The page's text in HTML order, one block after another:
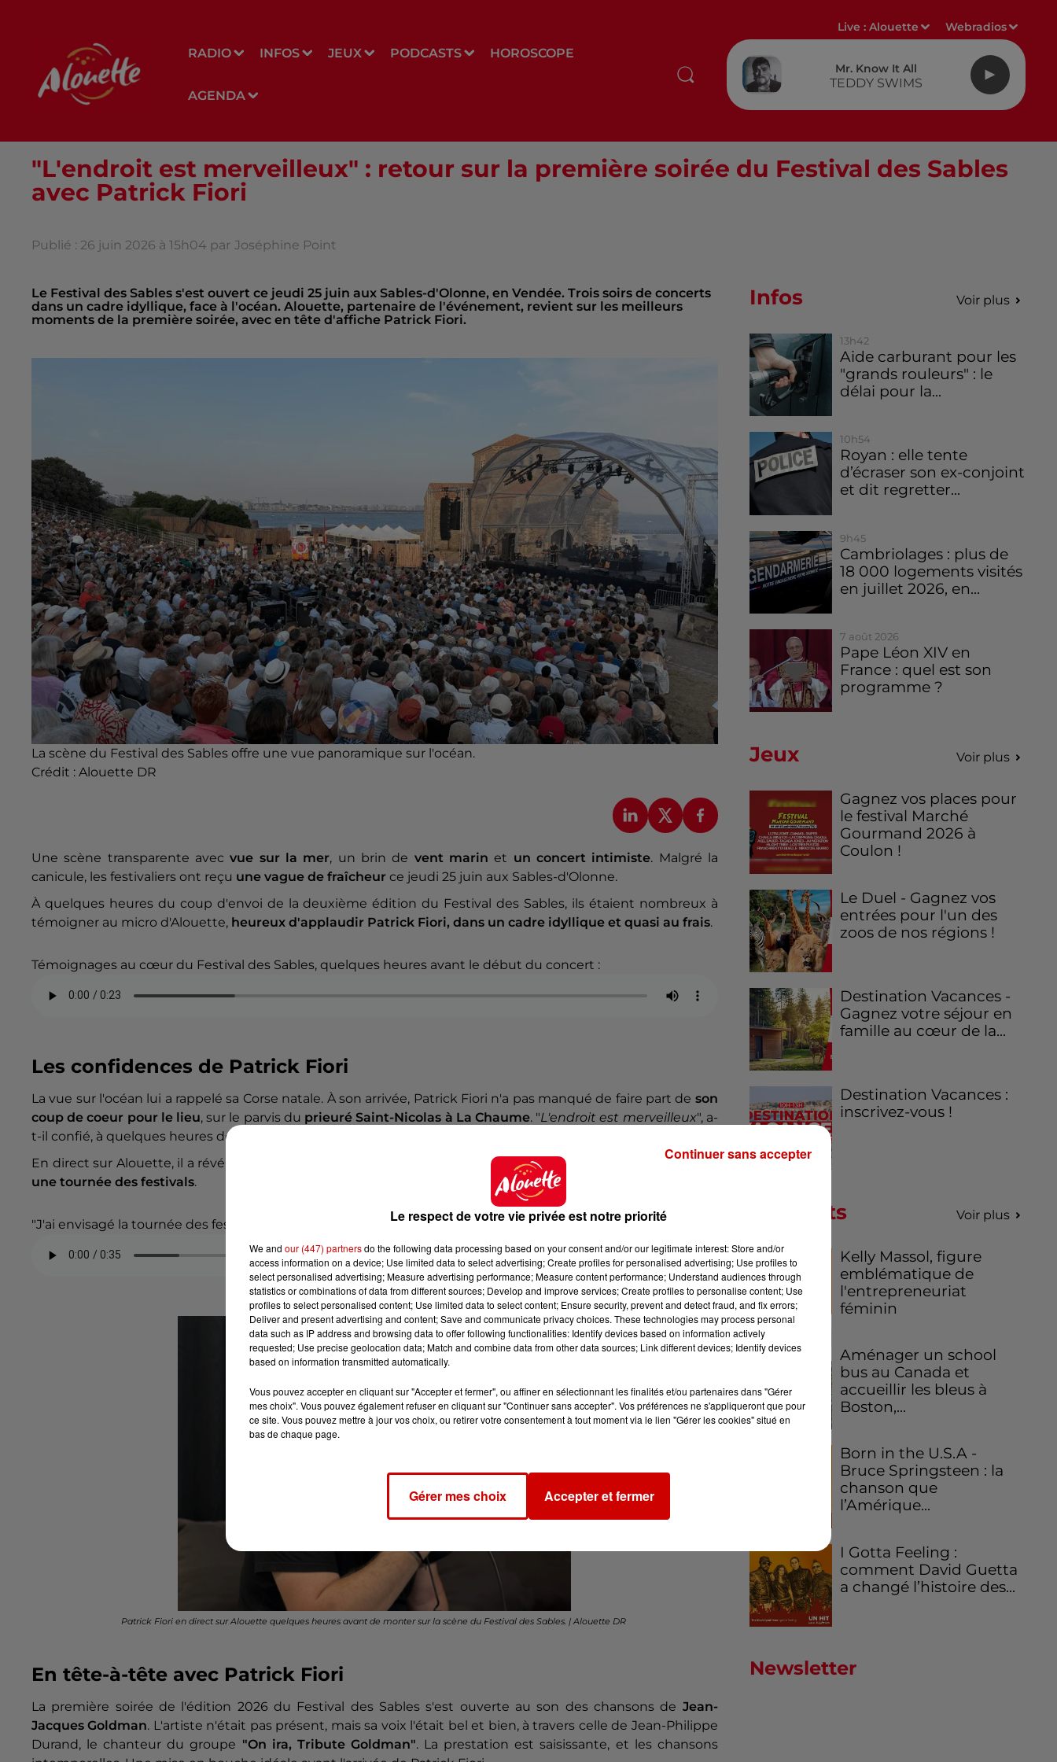
RADIO INFOS JEUX PODCASTS HOROSCOPE
AGENDA
Live :Alouette Webradios
Mr. Know It All
TEDDY SWIMS
"L'endroit est merveilleux" : retour sur la première soirée du Festival des Sables
avec Patrick Fiori
Publié : 26 juin 2026 à 15h04 par Joséphine Point
Le Festival des Sables s'est ouvert ce jeudi 25 juin aux Sables-d'Olonne, en Vendée. Trois soirs de concerts
dans un cadre idyllique, face à l'océan. Alouette, partenaire de l'événement, revient sur les meilleurs
moments de la première soirée, avec en tête d'affiche Patrick Fiori.
La scène du Festival des Sables offre une vue panoramique sur l'océan.
Crédit : Alouette DR
Une scène transparente avecvue sur la mer, un brin de vent marin et un concert intimiste. Malgré la
canicule, les festivaliers ont reçu une vague de fraîcheur ce jeudi 25 juin aux Sables-d'Olonne.
À quelques heures du coup d'envoi de la deuxième édition du Festival des Sables, ils étaient nombreux à
témoigner au micro d'Alouette, heureux d'applaudir Patrick Fiori, dans un cadre idyllique et quasi au frais.
Témoignages au cœur du Festival des Sables, quelques heures avant le début du concert :
Les confidences de Patrick Fiori
La vue sur l'océan lui a rappelé sa Corse natale. À son arrivée, Patrick Fiori n'a pas manqué de faire part de son
coup de coeur pour le lieu, sur le parvis du prieuré Saint-Nicolas à La Chaume. "L'endroit est merveilleux", a-
t-il confié, à quelques heures de monter sur la scène transparente.
En direct sur Alouette, il a révélé que cette date au Festival des Sables a été
un point de départ pour lancer
une tournée des festivals.
"J'ai envisagé la tournée des festivals parce-que je faisais cette date-là" :
Patrick Fiori en direct sur Alouette quelques heures avant de monter sur la scène du Festival des Sables. | Alouette DR
En tête-à-tête avec Patrick Fiori
La première soirée de l'édition 2026 du Festival des Sables s'est ouverte au son des chansons de Jean-
Jacques Goldman. L'artiste n'était pas présent, mais sa voix l'était bel et bien, à travers celle de Jean-Philippe
Durand, le chanteur du groupe "On ira, Tribute Goldman". La prestation est saisissante, et les chansons
Infos Voir plus
13h42
Aide carburant pour les
"grands rouleurs" : le
délai pour la...
10h54
Royan : elle tente
d’écraser son ex-conjoint
et dit regretter...
9h45
Cambriolages : plus de
18 000 logements visités
en juillet 2026, en...
7 août 2026
Pape Léon XIV en
France : quel est son
programme ?
Jeux Voir plus
Gagnez vos places pour
le festival Marché
Gourmand 2026 à
Coulon !
Le Duel - Gagnez vos
entrées pour l'un des
zoos de nos régions !
Destination Vacances -
Gagnez votre séjour en
famille au cœur de la...
Destination Vacances :
inscrivez-vous !
Podcasts Voir plus
Kelly Massol, figure
emblématique de
l'entrepreneuriat
féminin
Aménager un school
bus au Canada et
accueillir les bleus à
Boston,...
Born in the U.S.A -
Bruce Springsteen : la
chanson que
l’Amérique...
I Gotta Feeling :
comment David Guetta
a changé l’histoire des...
Newsletter
Le respect de votre vie privée est notre priorité
We and our (447) partnersdo the following data processing based on your consent and/or our legitimate interest: Store and/or
access information on a device; Use limited data to select advertising; Create profiles for personalised advertising; Use profiles to
select personalised advertising; Measure advertising performance; Measure content performance; Understand audiences through
statistics or combinations of data from different sources; Develop and improve services; Create profiles to personalise content; Use
profiles to select personalised content; Use limited data to select content; Ensure security, prevent and detect fraud, and fix errors;
Deliver and present advertising and content; Save and communicate privacy choices. These technologies may process personal
data such as IP address and browsing data to offer following functionalities: Identify devices based on information actively
requested; Use precise geolocation data; Match and combine data from other data sources; Link different devices; Identify devices
based on information transmitted automatically.
Vous pouvez accepter en cliquant sur "Accepter et fermer", ou affiner en sélectionnant les finalités et/ou partenaires dans "Gérer
mes choix". Vous pouvez également refuser en cliquant sur "Continuer sans accepter". Vos préférences ne s'appliqueront que pour
ce site. Vous pouvez mettre à jour vos choix, ou retirer votre consentement à tout moment via le lien "Gérer les cookies" situé en
bas de chaque page.
Gérer mes choix Accepter et fermer
Continuer sans accepter